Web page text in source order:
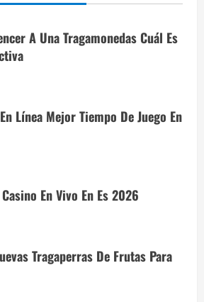
A Una Tragamonedas Cuál Es
Línea Mejor Tiempo De Juego En
En Vivo En Es 2026
Tragaperras De Frutas Para